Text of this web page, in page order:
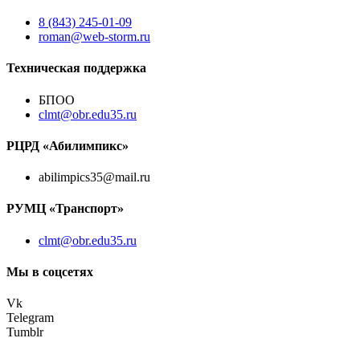
8 (843) 245-01-09
roman@web-storm.ru
Техническая поддержка
БПОО
clmt@obr.edu35.ru
РЦРД «Абилимпикс»
abilimpics35@mail.ru
РУМЦ «Транспорт»
clmt@obr.edu35.ru
Мы в соцсетях
Vk
Telegram
Tumblr